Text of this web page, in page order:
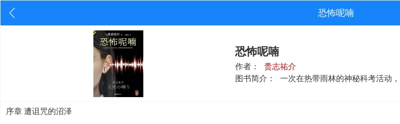
恐怖呢喃
恐怖呢喃
作者：
贵志祐介
图书简介：
一次在热带雨林的神秘科考活动
序章 遭诅咒的沼泽